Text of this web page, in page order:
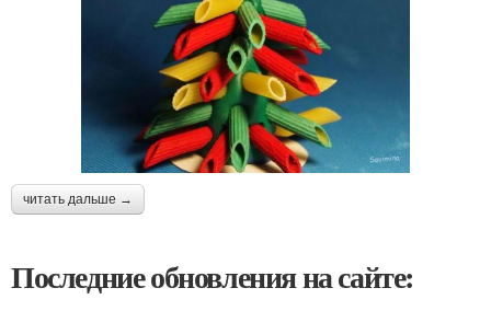
читать дальше →
Последние обновления на сайте: